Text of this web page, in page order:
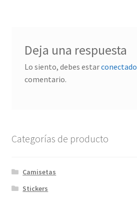
Deja una respuesta
Lo siento, debes estarconectado
comentario.
Categorías de producto
Camisetas
Stickers